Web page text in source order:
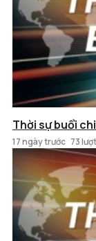
Thời sự buổi
17 ngày trước 73